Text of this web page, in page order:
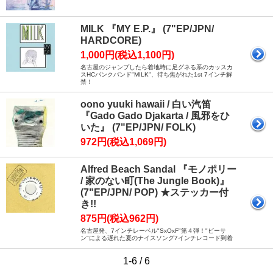
MILK 『MY E.P.』 (7"EP/JPN/
HARDCORE)
1,000円(税込1,100円)
名古屋のジャンプしたら着地時に足グネる系のカッスカ
スHCパンクバンド"MILK"、待ち焦がれた1st 7インチ解
禁！
oono yuuki hawaii / 白い汽笛
『Gado Gado Djakarta / 風邪をひ
いた』 (7"EP/JPN/ FOLK)
972円(税込1,069円)
Alfred Beach Sandal 『モノポリー
/ 家のない町(The Jungle Book)』
(7"EP/JPN/ POP) ★ステッカー付
き!!
875円(税込962円)
名古屋発、7インチレーベル"SxOxF"第４弾！"ビーサ
ン"による遅れた夏のナイスソング7インチレコード到着
1-6 / 6